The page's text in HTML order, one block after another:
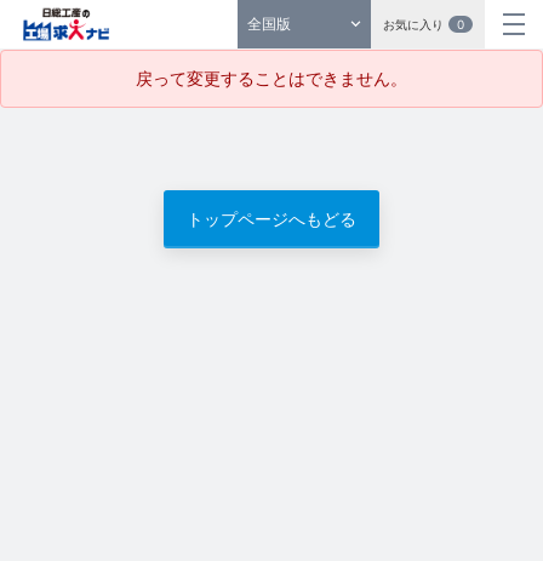
全国版 お気に入り 0
戻って変更することはできません。
トップページへもどる